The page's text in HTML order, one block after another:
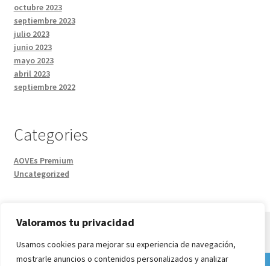
Valoramos tu privacidad
Usamos cookies para mejorar su experiencia de navegación,
mostrarle anuncios o contenidos personalizados y analizar
octubre 2023
septiembre 2023
julio 2023
junio 2023
mayo 2023
abril 2023
septiembre 2022
Categories
AOVEs Premium
Uncategorized
© Tienda de Aceite de Oliva 2026